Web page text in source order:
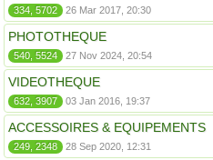
334, 5702 26 Mar 2017, 20:30
PHOTOTHEQUE
540, 5524 27 Nov 2024, 20:54
VIDEOTHEQUE
632, 3907 03 Jan 2016, 19:37
ACCESSOIRES & EQUIPEMENTS
249, 2348 28 Sep 2020, 12:31